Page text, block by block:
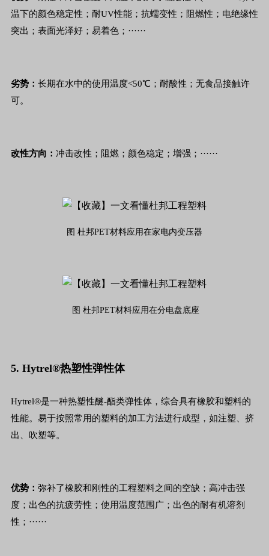
温下的颜色稳定性；耐UV性能；抗蠕变性；阻燃性；电绝缘性
突出；表面光泽好；易着色；······
劣势： 长期在水中的使用温度<50℃；耐酸性；无食品接触许
可。
改性方向： 冲击改性；阻燃；颜色稳定；增强；······
图 杜邦PET材料应用在家电内变压器
图 杜邦PET材料应用在分电盘底座
5. Hytrel®热塑性弹性体
Hytrel®是一种热塑性醚-酯类弹性体，综合具有橡胶和塑料的
性能。易于按照常用的塑料的加工方法进行成型，如注塑、挤
出、吹塑等。
优势： 弥补了橡胶和刚性的工程塑料之间的空缺；高冲击强
度；出色的抗疲劳性；使用温度范围广；出色的耐有机溶剂
性；······